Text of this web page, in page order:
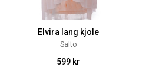
Elvira lang kjole
Salto
599 kr